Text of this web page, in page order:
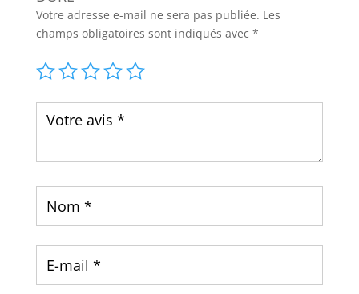
Votre adresse e-mail ne sera pas publiée. Les
champs obligatoires sont indiqués avec *